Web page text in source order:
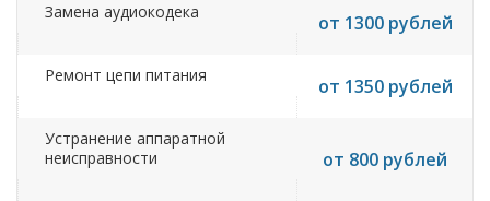
Замена аудиокодека от 1300 рублей
Ремонт цепи питания от 1350 рублей
Устранение аппаратной
неисправности
от 800 рублей